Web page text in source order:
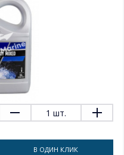
1 шт.
В ОДИН КЛИК